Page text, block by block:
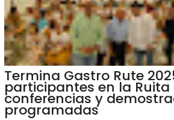
Termina Gastro Rute
participantes en la Ruita
conferencias y
programadas